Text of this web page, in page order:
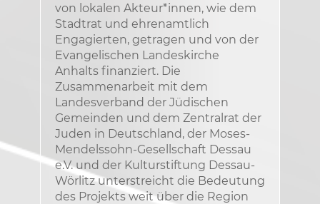
von lokalen Akteur*innen, wie dem
Stadtrat und ehrenamtlich
Engagierten, getragen und von der
Evangelischen Landeskirche
Anhalts finanziert. Die
Zusammenarbeit mit dem
Landesverband der Jüdischen
Gemeinden und dem Zentralrat der
Juden in Deutschland, der Moses-
Mendelssohn-Gesellschaft Dessau
e.V. und der Kulturstiftung Dessau-
Wörlitz unterstreicht die Bedeutung
des Projekts weit über die Region